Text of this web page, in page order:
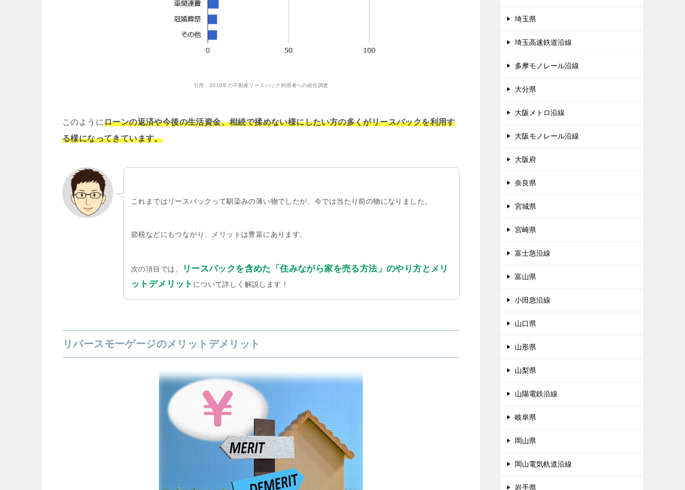
引用： 2019年の不動産リースバック利用者への総合調査
このようにローンの返済や今後の生活資金、相続で揉めない様にしたい方の多くがリースバックを利用す
る様になってきています。
これまではリースバックって馴染みの薄い物でしたが、今では当たり前の物になりました。
節税などにもつながり、メリットは豊富にあります。
次の項目では、
リースバックを含めた「住みながら家を売る方法」のやり方とメリ
ットデメリット について詳しく解説します！
リバースモーゲージのメリットデメリット
埼玉県
埼玉高速鉄道沿線
多摩モノレール沿線
大分県
大阪メトロ沿線
大阪モノレール沿線
大阪府
奈良県
宮城県
宮崎県
富士急沿線
富山県
小田急沿線
山口県
山形県
山梨県
山陽電鉄沿線
岐阜県
岡山県
岡山電気軌道沿線
岩手県